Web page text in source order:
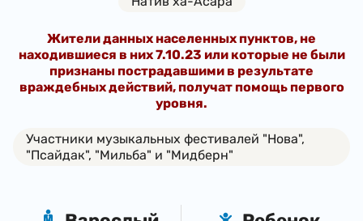
Жители данных населенных пунктов, не
находившиеся в них 7.10.23 или которые не были
признаны пострадавшими в результате
враждебных действий, получат помощь первого
уровня.
Участники музыкальных фестивалей "Нова",
"Псайдак", "Мильба" и "Мидберн"